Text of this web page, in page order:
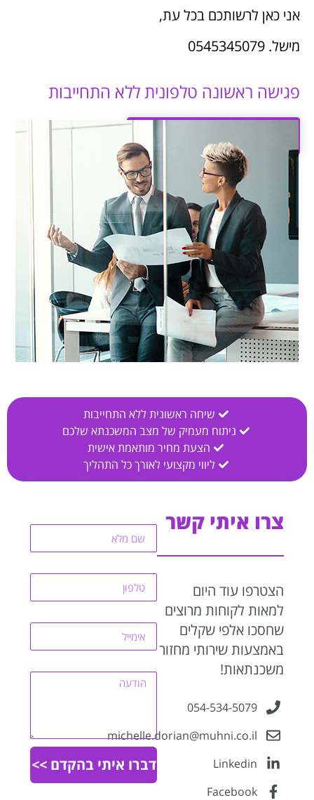
אני כאן לרשותכם בכל עת,
מישל. 0545345079
פגישה ראשונה טלפונית ללא התחייבות
לחיצה לפרטים נוספים
שיחה ראשונית ללא התחייבות
ניתוח מעמיק של מצב המשכנתא שלכם
הצעת מחיר מותאמת אישית
ליווי מקצועי לאורך כל התהליך
צרו איתי קשר
הצטרפו עוד היום
למאות לקוחות מרוצים
שחסכו אלפי שקלים
באמצעות שירותי מחזור
משכנתאות!
054-534-5079
michelle.dorian@muhni.co.il
Linkedin
Facebook
דברו איתי בהקדם >>